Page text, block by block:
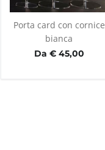
Porta card con cornice
bianca
Da € 45,00